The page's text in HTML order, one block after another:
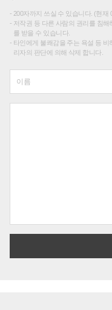
200자까지 쓰실 수 있습니다. (현재
저작권 등 다른 사람의 권리를 침
를 받을 수 있습니다.
타인에게 불쾌감을 주는 욕설 등
리자의 판단에 의해 삭제 합니다.